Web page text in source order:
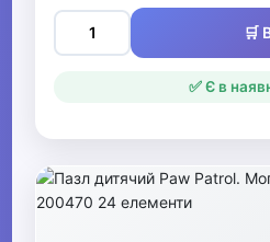
🛒
✅ Є в